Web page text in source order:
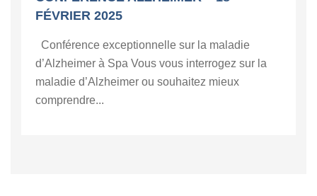
FÉVRIER 2025
Conférence exceptionnelle sur la maladie
d’Alzheimer à Spa Vous vous interrogez sur la
maladie d’Alzheimer ou souhaitez mieux
comprendre...